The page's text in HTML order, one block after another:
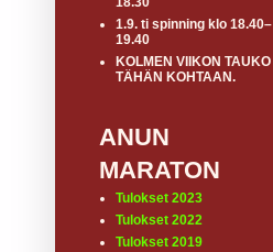
1.9. ti spinning klo 18.40–
19.40
KOLMEN VIIKON TAUKO
TÄHÄN KOHTAAN.
ANUN
MARATON
Tulokset 2023
Tulokset 2022
Tulokset 2019